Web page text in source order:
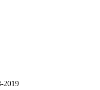
2019